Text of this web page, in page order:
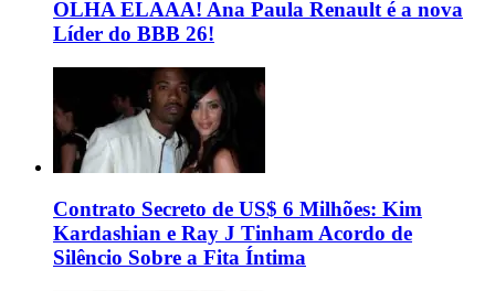
OLHA ELAAA! Ana Paula Renault é a nova
Líder do BBB 26!
Contrato Secreto de US$ 6 Milhões: Kim
Kardashian e Ray J Tinham Acordo de
Silêncio Sobre a Fita Íntima